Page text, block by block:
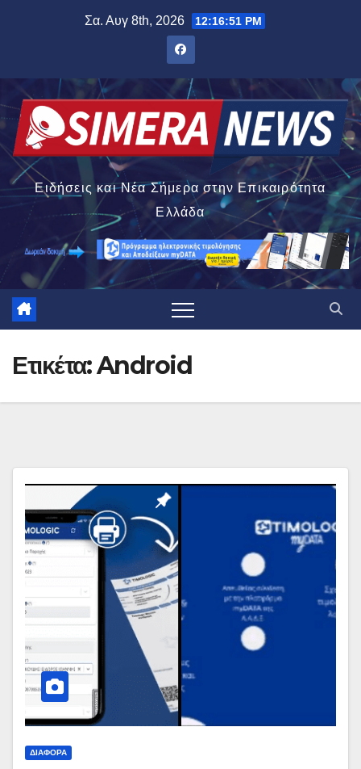
Σα. Αυγ 8th, 2026 12:16:51 PM
Ειδήσεις και Νέα Σήμερα στην Επικαιρότητα
Ελλάδα
Ετικέτα:Android
ΔΙΆΦΟΡΑ